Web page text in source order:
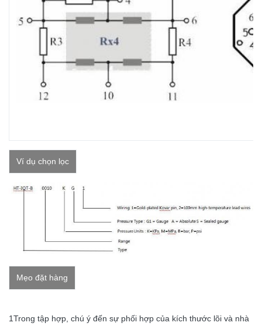
Ví dụ chọn lọc
Mẹo đặt hàng
1Trong tập hợp, chú ý đến sự phối hợp của kích thước lõi và nhà